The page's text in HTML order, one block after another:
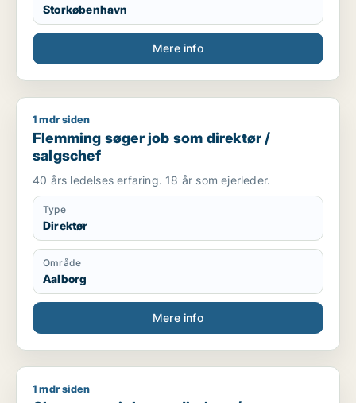
Storkøbenhavn
Mere info
Flemming søger job som direktør / salgschef
1 mdr siden
Flemming søger job som direktør /
salgschef
40 års ledelses erfaring. 18 år som ejerleder.
Type
Direktør
Område
Aalborg
Mere info
Claus søger job som direktør / afdelingsleder / hr-chef /
1 mdr siden